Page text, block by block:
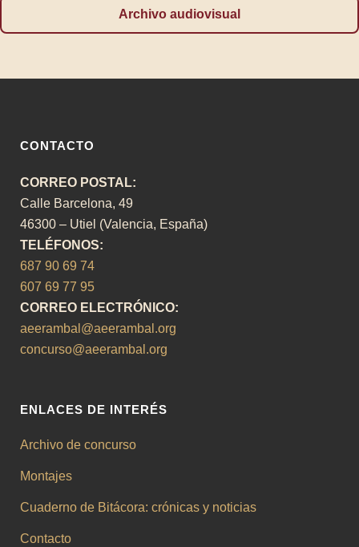
Archivo audiovisual
CONTACTO
CORREO POSTAL:
Calle Barcelona, 49
46300 – Utiel (Valencia, España)
TELÉFONOS:
687 90 69 74
607 69 77 95
CORREO ELECTRÓNICO:
aeerambal@aeerambal.org
concurso@aeerambal.org
ENLACES DE INTERÉS
Archivo de concurso
Montajes
Cuaderno de Bitácora: crónicas y noticias
Contacto